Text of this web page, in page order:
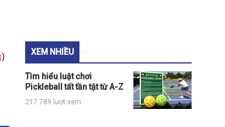
)
XEM NHIỀU
Tìm hiểu luật chơi
Pickleball tất tần tật từ A-Z
217.789 lượt xem